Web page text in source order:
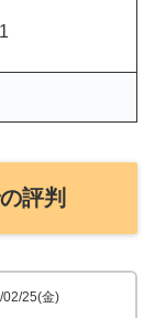
評判
25(金)